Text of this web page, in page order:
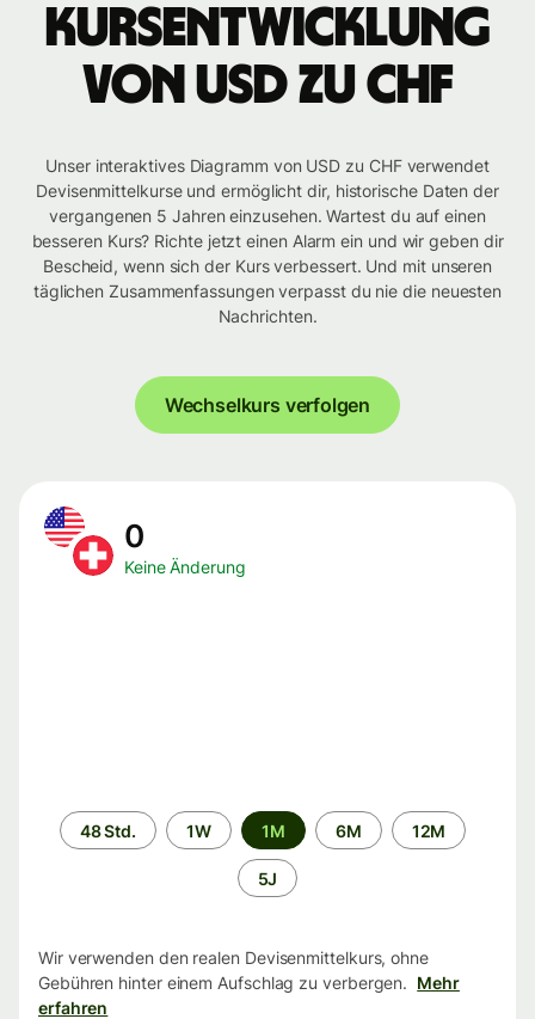
Kursentwicklung
von USD zu CHF
Unser interaktives Diagramm von USD zu CHF verwendet
Devisenmittelkurse und ermöglicht dir, historische Daten der
vergangenen 5 Jahren einzusehen. Wartest du auf einen
besseren Kurs? Richte jetzt einen Alarm ein und wir geben dir
Bescheid, wenn sich der Kurs verbessert. Und mit unseren
täglichen Zusammenfassungen verpasst du nie die neuesten
Nachrichten.
Wechselkurs verfolgen
0
Keine Änderung
Zeitraum
48 Std. 1W 1M 6M 12M
5J
Wir verwenden den realen Devisenmittelkurs, ohne
Gebühren hinter einem Aufschlag zu verbergen. Mehr
erfahren